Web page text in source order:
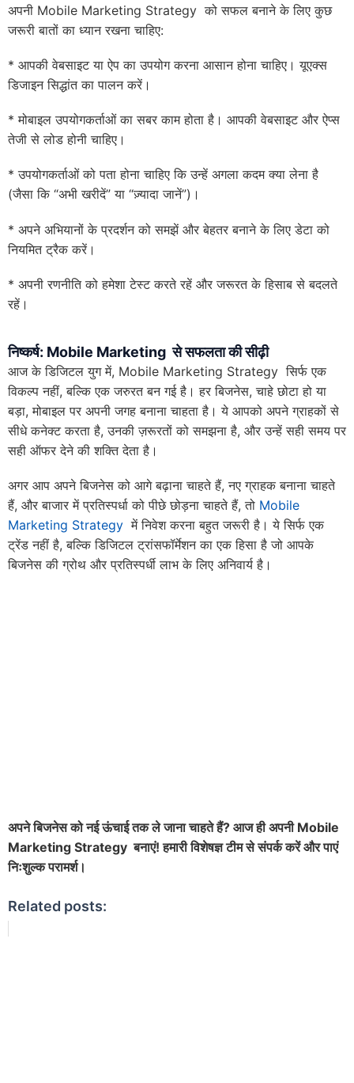
अपनी Mobile Marketing Strategy को सफल बनाने के लिए कुछ
जरूरी बातों का ध्यान रखना चाहिए:
* आपकी वेबसाइट या ऐप का उपयोग करना आसान होना चाहिए। यूएक्स
डिजाइन सिद्धांत का पालन करें।
* मोबाइल उपयोगकर्ताओं का सबर काम होता है। आपकी वेबसाइट और ऐप्स
तेजी से लोड होनी चाहिए।
* उपयोगकर्ताओं को पता होना चाहिए कि उन्हें अगला कदम क्या लेना है
(जैसा कि “अभी खरीदें” या “ज़्यादा जानें”)।
* अपने अभियानों के प्रदर्शन को समझें और बेहतर बनाने के लिए डेटा को
नियमित ट्रैक करें।
* अपनी रणनीति को हमेशा टेस्ट करते रहें और जरूरत के हिसाब से बदलते
रहें।
निष्कर्ष: Mobile Marketing से सफलता कीसीढ़ी
आज के डिजिटल युग में, Mobile Marketing Strategy सिर्फ एक
विकल्प नहीं, बल्कि एक जरुरत बन गई है। हर बिजनेस, चाहे छोटा हो या
बड़ा, मोबाइल पर अपनी जगह बनाना चाहता है। ये आपको अपने ग्राहकों से
सीधे कनेक्ट करता है, उनकी ज़रूरतों को समझना है, और उन्हें सही समय पर
सही ऑफर देने की शक्ति देता है।
अगर आप अपने बिजनेस को आगे बढ़ाना चाहते हैं, नए ग्राहक बनाना चाहते
हैं, और बाजार में प्रतिस्पर्धा को पीछे छोड़ना चाहते हैं, तो Mobile
Marketing Strategy में निवेश करना बहुत जरूरी है। ये सिर्फ एक
ट्रेंड नहीं है, बल्कि डिजिटल ट्रांसफॉर्मेशन का एक हिसा है जो आपके
बिजनेस की ग्रोथ और प्रतिस्पर्धी लाभ के लिए अनिवार्य है।
अपने बिजनेस को नई ऊंचाई तक ले जाना चाहते हैं? आज ही अपनी Mobile
Marketing Strategy बनाएं! हमारी विशेषज्ञ टीम से संपर्क करें और पाएं
निःशुल्क परामर्श।
Related posts: